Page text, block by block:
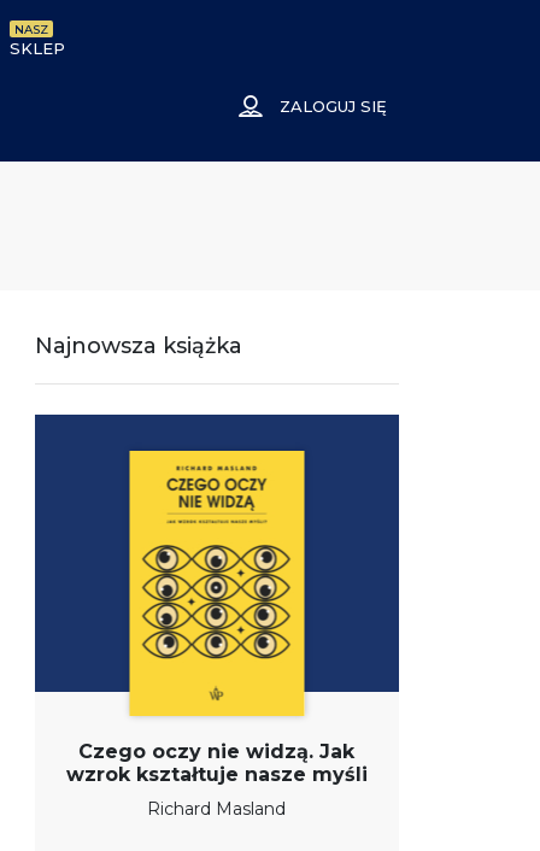
SKLEP
NASZ
ZALOGUJ SIĘ
Najnowsza książka
Czego oczy nie widzą. Jak
wzrok kształtuje nasze myśli
Richard Masland